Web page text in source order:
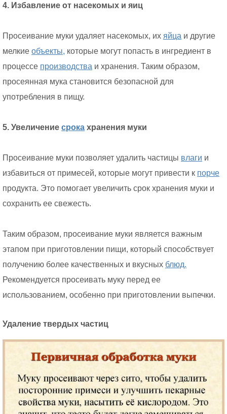
4. Избавление от насекомых и яиц
Просеивание муки удаляет насекомых, их яйца и другие
мелкие объекты, которые могут попасть в ингредиент в
процессе производства и хранения. Таким образом,
просеянная мука становится безопасной для
употребления в пищу.
5. Увеличение срока хранения муки
Просеивание муки позволяет удалить частицы влаги и
избавиться от примесей, которые могут привести к порче
продукта. Это помогает увеличить срок хранения муки и
сохранить ее свежесть.
Таким образом, просеивание муки является важным
этапом при приготовлении пищи, который способствует
получению более качественных и вкусных блюд.
Рекомендуется просеивать муку перед ее
использованием, особенно при приготовлении выпечки.
Удаление твердых частиц